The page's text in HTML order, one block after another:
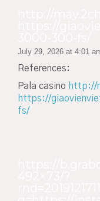
July 29, 2026 at 4:01
References:
Pala casino http://
https://
fs/